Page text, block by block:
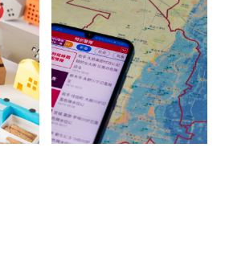
や具
法人
気象庁の注意報・警報が変わ
る！洪水など廃止カテゴリーや
変更点を防災士が解説
2026.06.23
企業防災 家庭防災